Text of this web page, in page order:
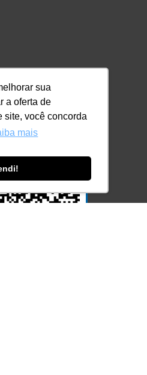
sua
a oferta de
site, você concorda
mais
da Instituição no